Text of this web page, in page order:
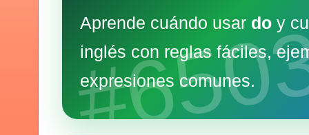
Aprende cuándo usar do y
inglés con reglas fáciles,
expresiones comunes.